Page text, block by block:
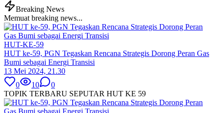
Breaking News
Memuat breaking news...
HUT-KE-59
HUT ke-59, PGN Tegaskan Rencana Strategis Dorong Peran Gas
Bumi sebagai Energi Transisi
13 Mei 2024, 21.30
0
10
0
TOPIK TERBARU SEPUTAR HUT KE 59